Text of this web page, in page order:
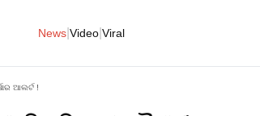
News Video Viral
ଆଲର୍ଟ !